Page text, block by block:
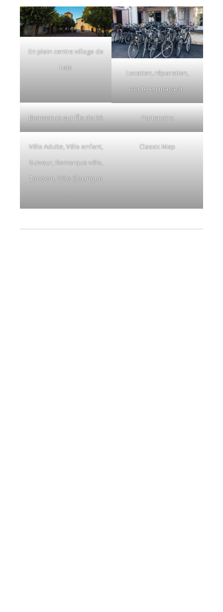
En plein centre village de
Loix
Location, réparation,
vente en magasin
Bienvenue sur l’Île de Ré Partenaire
Vélo Adulte, Vélo enfant,
Suiveur, Remorque vélo,
Tandem, Vélo électrique
…
Classic Map